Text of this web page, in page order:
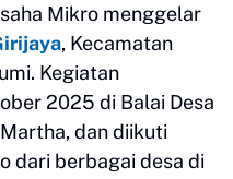
Mikro menggelar
, Kecamatan
Kegiatan
2025 di Balai Desa
dan diikuti
dari berbagai desa di